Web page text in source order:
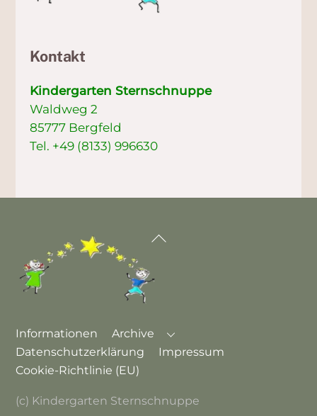
Kontakt
Kindergarten Sternschnuppe
Waldweg 2
85777 Bergfeld
Tel. +49 (8133) 996630
Informationen
Archive
Datenschutzerklärung
Impressum
Cookie-Richtlinie (EU)
(c) Kindergarten Sternschnuppe